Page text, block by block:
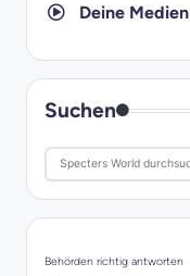
Deine Medien
Suchen
Behörden richtig antworten